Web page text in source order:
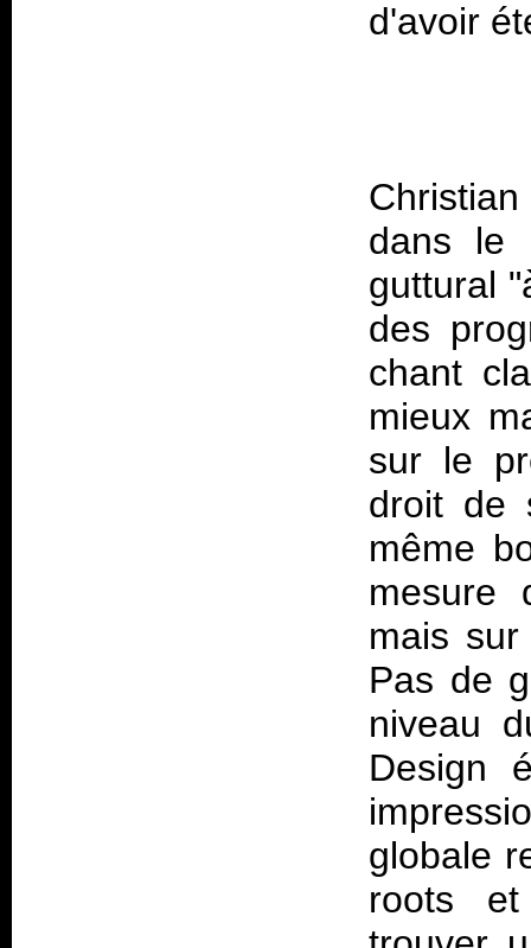
dans le
guttural
des
chant
mieux
sur le
droit de
même
mesure
mais
Pas de
niveau
Design
globale
roots et